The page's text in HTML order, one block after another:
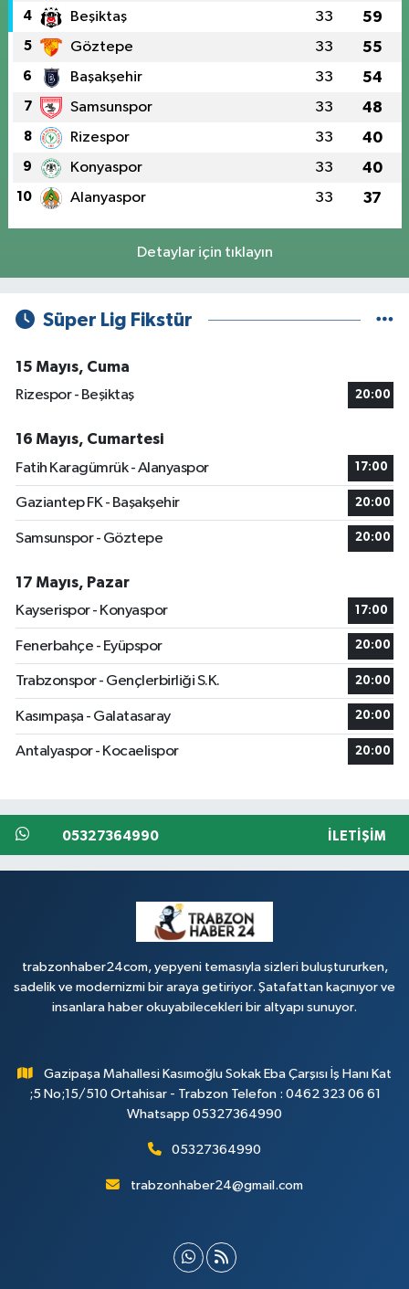
4 Beşiktaş 33 59
5 Göztepe 33 55
6 Başakşehir 33 54
7 Samsunspor 33 48
8 Rizespor 33 40
9 Konyaspor 33 40
10 Alanyaspor 33 37
Detaylar için tıklayın
Süper Lig Fikstür
15 Mayıs, Cuma
Rizespor - Beşiktaş
20:00
16 Mayıs, Cumartesi
Fatih Karagümrük - Alanyaspor
17:00
Gaziantep FK - Başakşehir 20:00
Samsunspor - Göztepe 20:00
17 Mayıs, Pazar
Kayserispor - Konyaspor
17:00
Fenerbahçe - Eyüpspor 20:00
Trabzonspor - Gençlerbirliği S.K. 20:00
Kasımpaşa - Galatasaray 20:00
Antalyaspor - Kocaelispor 20:00
05327364990 İLETIŞIM
trabzonhaber24com, yepyeni temasıyla sizleri buluştururken,
sadelik ve modernizmi bir araya getiriyor. Şatafattan kaçınıyor ve
insanlara haber okuyabilecekleri bir altyapı sunuyor.
Gazipaşa Mahallesi Kasımoğlu Sokak Eba Çarşısı İş Hanı Kat
;5 No;15/510 Ortahisar - Trabzon Telefon : 0462 323 06 61
Whatsapp 05327364990
05327364990
trabzonhaber24@gmail.com